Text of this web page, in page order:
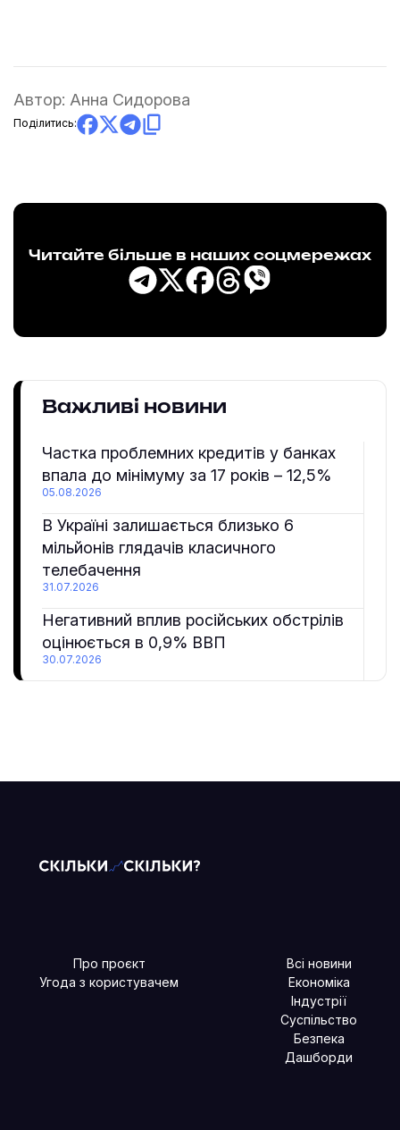
Автор: Анна Сидорова
Поділитись:
Читайте більше в наших соцмережах
Важливі новини
Частка проблемних кредитів у банках
впала до мінімуму за 17 років – 12,5%
05.08.2026
В Україні залишається близько 6
мільйонів глядачів класичного
телебачення
31.07.2026
Негативний вплив російських обстрілів
оцінюється в 0,9% ВВП
30.07.2026
Про проєкт
Угода з користувачем
Всі новини
Економіка
Індустрії
Суспільство
Безпека
Дашборди